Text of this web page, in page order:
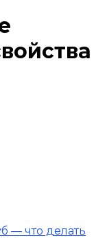
— что делать